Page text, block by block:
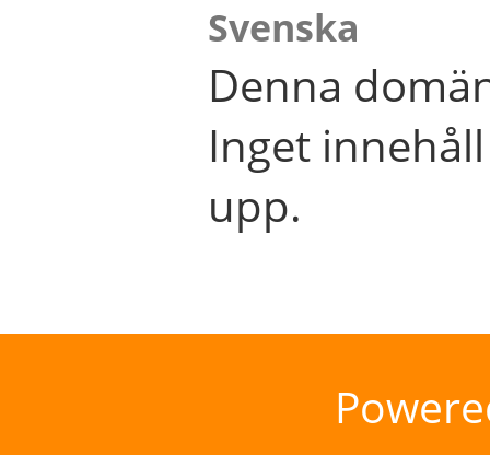
Svenska
Denna
Inget
upp.